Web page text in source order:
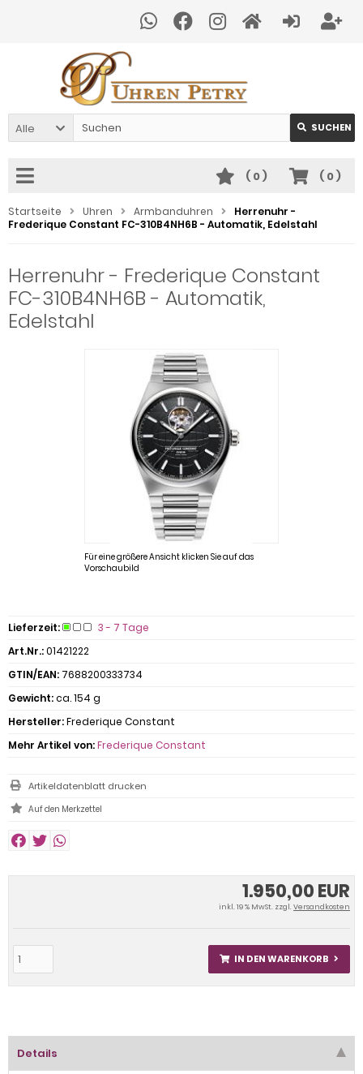
Alle SUCHEN
( 0)
( 0)
Startseite Uhren Armbanduhren
Herrenuhr -
Frederique Constant FC-310B4NH6B - Automatik, Edelstahl
Herrenuhr - Frederique Constant
FC-310B4NH6B - Automatik,
Edelstahl
Für eine größere Ansicht klicken Sie auf das
Vorschaubild
1.950,00 EUR
inkl. 19 % MwSt. zzgl.Versandkosten
IN DEN WARENKORB
Lieferzeit:
3 - 7 Tage
Art.Nr.:01421222
GTIN/EAN: 7688200333734
Gewicht:ca. 154 g
Hersteller:Frederique Constant
Mehr Artikel von:Frederique Constant
Artikeldatenblatt drucken
Details